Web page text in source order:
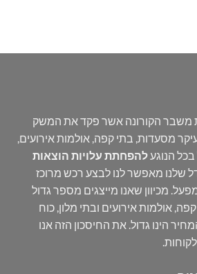
משבר הקורונה אשר פקד את המשק
מסעדות, בתי קפה, אולמות אירועים,
בכל הנוגעלהפחתת עלויות הוצאות
שלנו מאפשר לנו לבצע רכש מרוכז
מכיוון שאנו מייצגים מספר גדול
אולמות אירועים ובתי מלון, כוח
הינו גדול. את החיסכון הזה אנו